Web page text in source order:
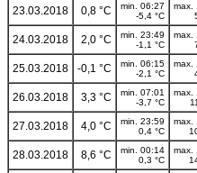
23.03.2018 0,8 °C
min. 06:27
-5,4 °C
max.
24.03.2018 2,0 °C
min. 23:49
-1,1 °C
max.
25.03.2018 -0,1 °C
min. 06:15
-2,1 °C
max.
26.03.2018 3,3 °C
min. 07:01
-3,7 °C
max.
27.03.2018 4,0 °C
min. 23:59
0,4 °C
max.
28.03.2018 8,6 °C
min. 00:14
0,3 °C
max.